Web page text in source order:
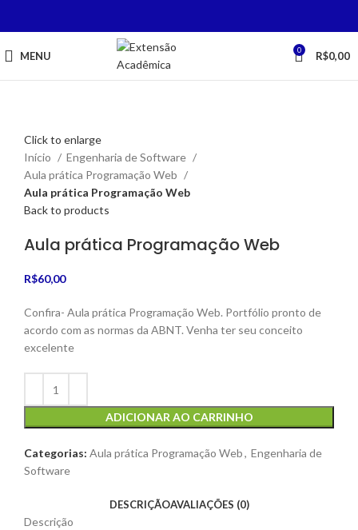
MENU 0 R$0,00
Click to enlarge
Início
Engenharia de Software
Aula prática Programação Web
Aula prática Programação Web
Back to products
Aula prática Programação Web
R$60,00
Confira- Aula prática Programação Web. Portfólio pronto de
acordo com as normas da ABNT. Venha ter seu conceito
excelente
ADICIONAR AO CARRINHO
Categorias: Aula prática Programação Web, Engenharia de
Software
DESCRIÇÃOAVALIAÇÕES (0)
Descrição